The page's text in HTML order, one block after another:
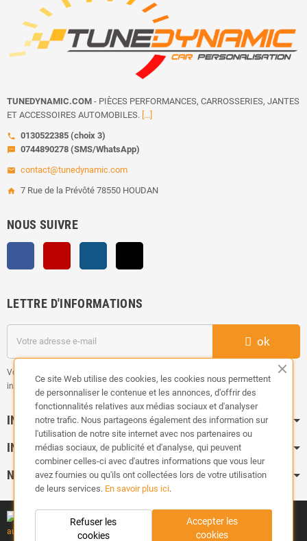
TUNEDYNAMIC.COM - PIÈCES PERFORMANCES, CARROSSERIES, JANTES
ET ACCESSOIRES AUTOMOBILES. [...]
call 0130522385 (choix 3)
sms 0744890278 (SMS/WhatsApp)
email contact@tunedynamic.com
home 7 Rue de la Prévôté 78550 HOUDAN
NOUS SUIVRE
Facebook YouTube Instagram
LETTRE D'INFORMATIONS
ok
Vous pouvez vous désinscrire à tout moment. Vous trouverez pour cela nos
informations de contact dans les conditions d'utilisation du site.
INFORMATION
INFOS PRATIQUES
NOS CATÉGORIES
Ce site Web utilise des cookies, les cookies nous permettent
de personnaliser le contenue et les annonces, d’offrir des
fonctionnalités relatives aux médias sociaux et d'analyser
notre trafic. Nous partageons également des information sur
l'utilisation de notre site internet avec nos partenaires ou
médias sociaux, de publicité et d'analyse, qui peuvent
combiner celles-ci avec d'autres informations que vous leur
avez fournies ou qu'ils ont collectées lors de votre utilisation
de leurs services. En savoir plus ici.
Accepter les
cookies
Refuser les
cookies